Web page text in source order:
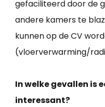
gefaciliteerd door de
andere kamers te
kunnen op de CV
(vloerverwarming/
In welke gevallen is
interessant?